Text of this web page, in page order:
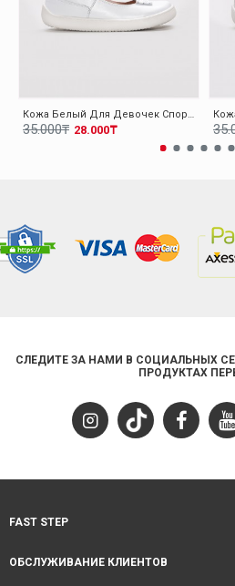
Кожа Белый Для Девочек Спортивная Обувь 006XA1040
28.000₸
35.000₸
СЛЕДИТЕ ЗА НАМИ В СОЦИАЛЬНЫХ
ПРОДУКТАХ
FAST STEP
ОБСЛУЖИВАНИЕ КЛИЕНТОВ